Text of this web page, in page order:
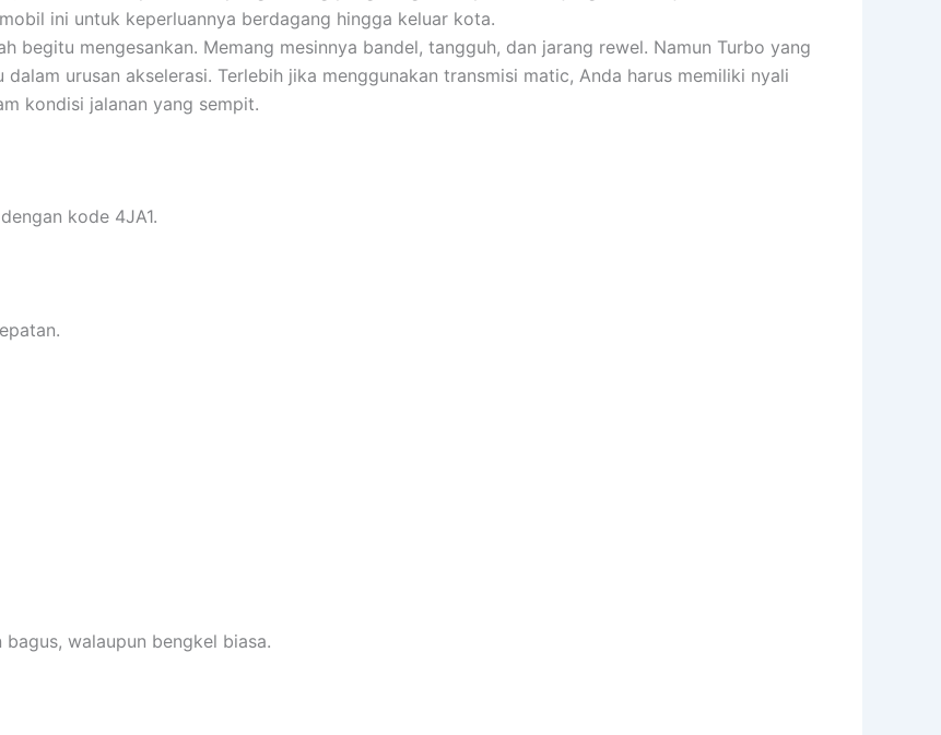
ini untuk keperluannya berdagang hingga keluar kota.
begitu mengesankan. Memang mesinnya bandel, tangguh, dan jarang rewel. Namun Turbo yang
urusan akselerasi. Terlebih jika menggunakan transmisi matic, Anda harus memiliki nyali
kondisi jalanan yang sempit.
kode 4JA1.
walaupun bengkel biasa.